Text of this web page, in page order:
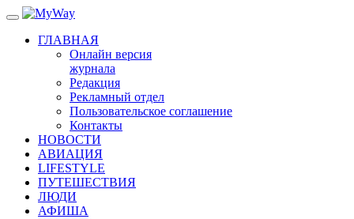
ГЛАВНАЯ
Онлайн версия
журнала
Редакция
Рекламный отдел
Пользовательское соглашение
Контакты
НОВОСТИ
АВИАЦИЯ
LIFESTYLE
ПУТЕШЕСТВИЯ
ЛЮДИ
АФИША